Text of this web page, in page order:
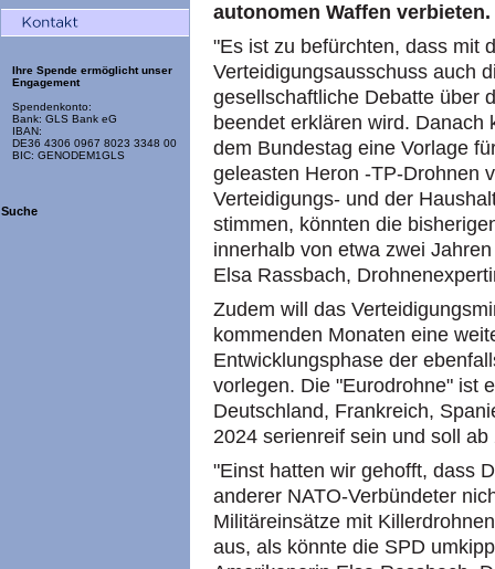
Ihre Spende ermöglicht unser
Engagement
Spendenkonto:
Bank: GLS Bank eG
IBAN:
DE36 4306 0967 8023 3348 00
BIC: GENODEM1GLS
Suche
autonomen Waffen verbieten.
"Es ist zu befürchten, dass mit
Verteidigungsausschuss auch
gesellschaftliche Debatte über
beendet erklären wird. Danach
dem Bundestag eine Vorlage
geleasten Heron -TP-Drohnen
Verteidigungs- und der
stimmen, könnten die
innerhalb von etwa zwei
Elsa Rassbach,
Zudem will das
kommenden Monaten eine
Entwicklungsphase der
vorlegen. Die "Eurodrohne" ist
Deutschland, Frankreich,
2024 serienreif sein und soll
"Einst hatten wir gehofft, dass
anderer NATO-Verbündeter
Militäreinsätze mit
aus, als könnte die SPD